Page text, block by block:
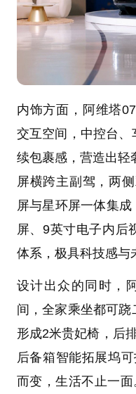
内饰方面，阿维塔
交互空间，中控台
续包裹感，营造出轻
屏横跨主副驾，两
屏与星环屏一体集
屏、9英寸电子内后
体系，极具科技感与
设计出众的同时，
间，全家乘坐都可
形成2米贵妃椅，后
后备箱智能拓展坞
而变，生活不止一